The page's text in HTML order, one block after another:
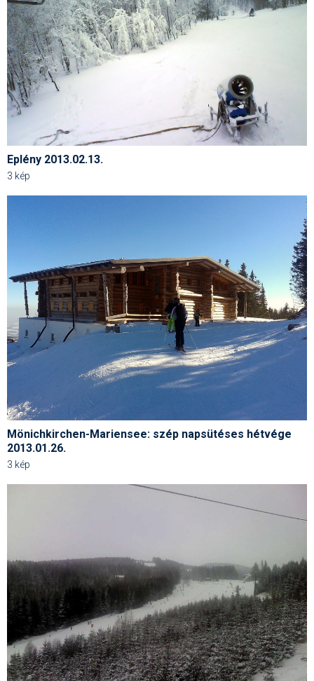
Síszerviz
Sítechnika
Síugrás
Snowboardfelszerelés
Szakértők
Telemark
Téli sportok
Termékajánló
Utasbiztosítás
Utazási tippek
Eplény 2013.02.13.
3 kép
Mönichkirchen-Mariensee: szép napsütéses hétvége
2013.01.26.
3 kép